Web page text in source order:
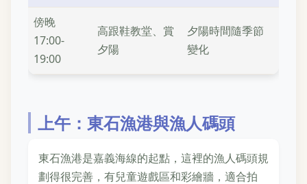
傍晚
17:00-
19:00
高跟鞋教堂、賞
夕陽
夕陽時間隨季節
變化
上午：東石漁港與漁人碼頭
東石漁港是嘉義海線的起點，這裡的漁人碼頭規
劃得很完善，有兒童遊戲區和彩繪牆，適合拍